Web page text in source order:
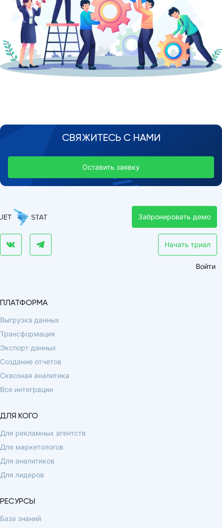
СВЯЖИТЕСЬ С НАМИ
Оставить заявку
Забронировать демо
Начать триал
Войти
ПЛАТФОРМА
Выгрузка данных
Трансформация
Экспорт данных
Создание отчетов
Сквозная аналитика
Все интеграции
ДЛЯ КОГО
Для рекламных агентств
Для маркетологов
Для аналитиков
Для лидеров
РЕСУРСЫ
База знаний